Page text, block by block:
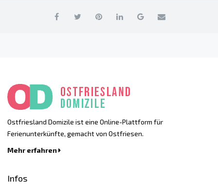
Ostfriesland Domizile ist eine Online-Plattform für
Ferienunterkünfte, gemacht von Ostfriesen.
Mehr erfahren
Infos